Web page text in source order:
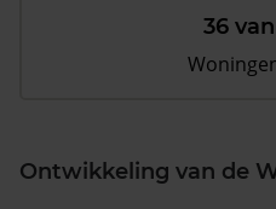
36
Ontwikkeling van de